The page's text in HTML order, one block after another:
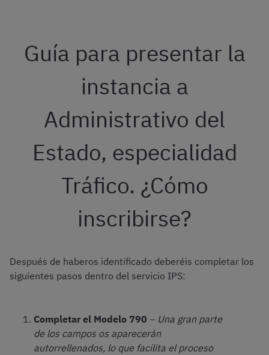
Guía para presentar la
instancia a
Administrativo del
Estado, especialidad
Tráfico. ¿Cómo
inscribirse?
Después de haberos identificado deberéis completar los
siguientes pasos dentro del servicio IPS:
Completar el Modelo 790 – Una gran parte
de los campos os aparecerán
autorrellenados, lo que facilita el proceso